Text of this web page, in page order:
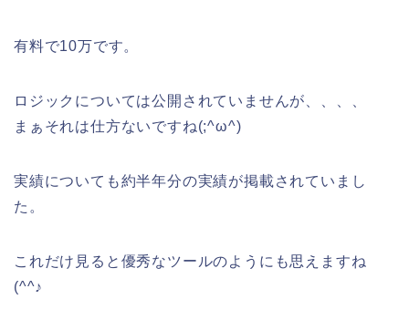
有料で10万です。
ロジックについては公開されていませんが、、、、
まぁそれは仕方ないですね(;^ω^)
実績についても約半年分の実績が掲載されていまし
た。
これだけ見ると優秀なツールのようにも思えますね
(^^♪